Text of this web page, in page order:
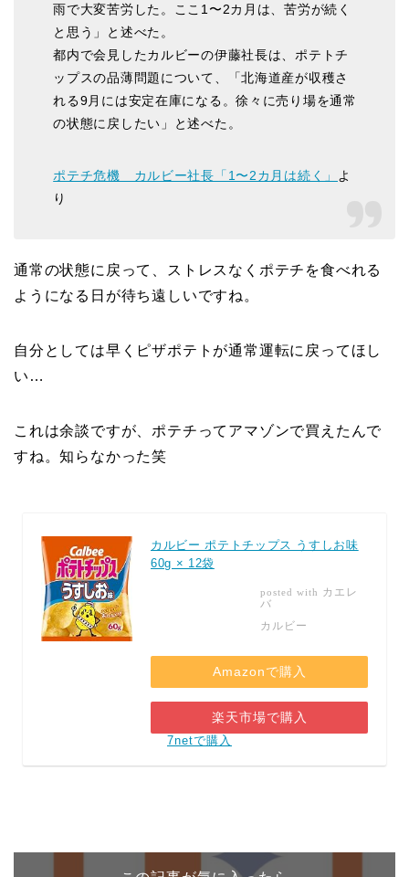
雨で大変苦労した。ここ1〜2カ月は、苦労が続く
と思う」と述べた。
都内で会見したカルビーの伊藤社長は、ポテトチ
ップスの品薄問題について、「北海道産が収穫さ
れる9月には安定在庫になる。徐々に売り場を通常
の状態に戻したい」と述べた。
ポテチ危機 カルビー社長「1〜2カ月は続く」
よ
り
通常の状態に戻って、ストレスなくポテチを食べれる
ようになる日が待ち遠しいですね。
自分としては早くピザポテトが通常運転に戻ってほし
い…
これは余談ですが、ポテチってアマゾンで買えたんで
すね。知らなかった笑
カルビー ポテトチップス うすしお味
60g × 12袋
posted with カエレ
バ
カルビー
Amazonで購入
楽天市場で購入
7netで購入